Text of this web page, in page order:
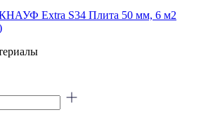
Extra S34 Плита 50 мм, 6 м2